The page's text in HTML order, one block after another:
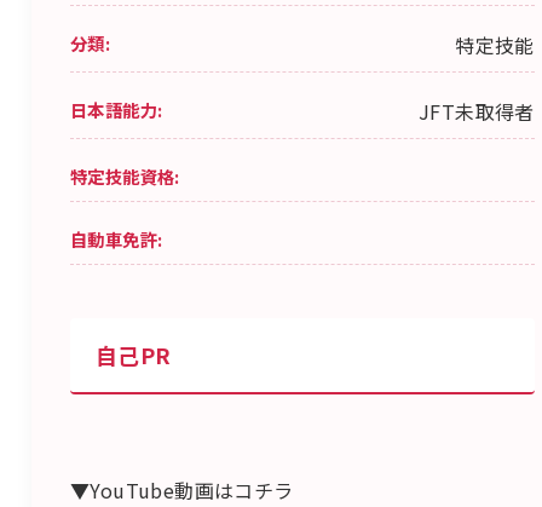
分類: 特定技能
日本語能力: JFT未取得者
特定技能資格:
自動車免許:
自己PR
▼YouTube動画はコチラ